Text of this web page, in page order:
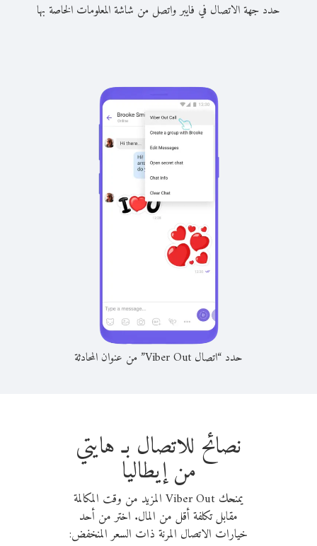
حدد جهة الاتصال في فايبر واتصل من شاشة المعلومات الخاصة بها
حدد “اتصال Viber Out” من عنوان المحادثة
نصائح للاتصال بـ هايتي
من إيطاليا
يمنحك Viber Out المزيد من وقت المكالمة
مقابل تكلفة أقل من المال. اختر من أحد
خيارات الاتصال المرنة ذات السعر المنخفض: